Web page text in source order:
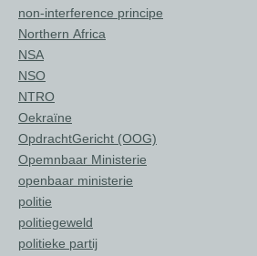
non-interference principe
Northern Africa
NSA
NSO
NTRO
Oekraïne
OpdrachtGericht (OOG)
Opemnbaar Ministerie
openbaar ministerie
politie
politiegeweld
politieke partij